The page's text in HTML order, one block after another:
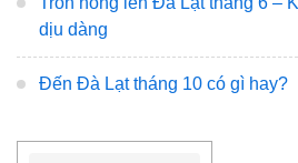
dịu dàng
Đến Đà Lạt tháng 10 có gì hay?